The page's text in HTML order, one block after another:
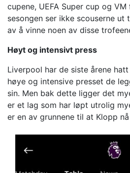
cupene, UEFA Super cup og
sesongen ser ikke scouserne
av å vinne noen av disse
Høyt og intensivt press
Liverpool har de siste årene
høye og intensive presset de
sin. Men bak dette ligger det
er et lag som har løpt utrolig
er en av grunnene til at Klopp